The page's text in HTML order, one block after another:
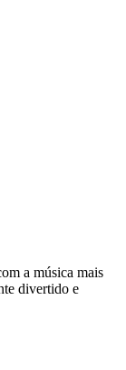
a música mais
divertido e